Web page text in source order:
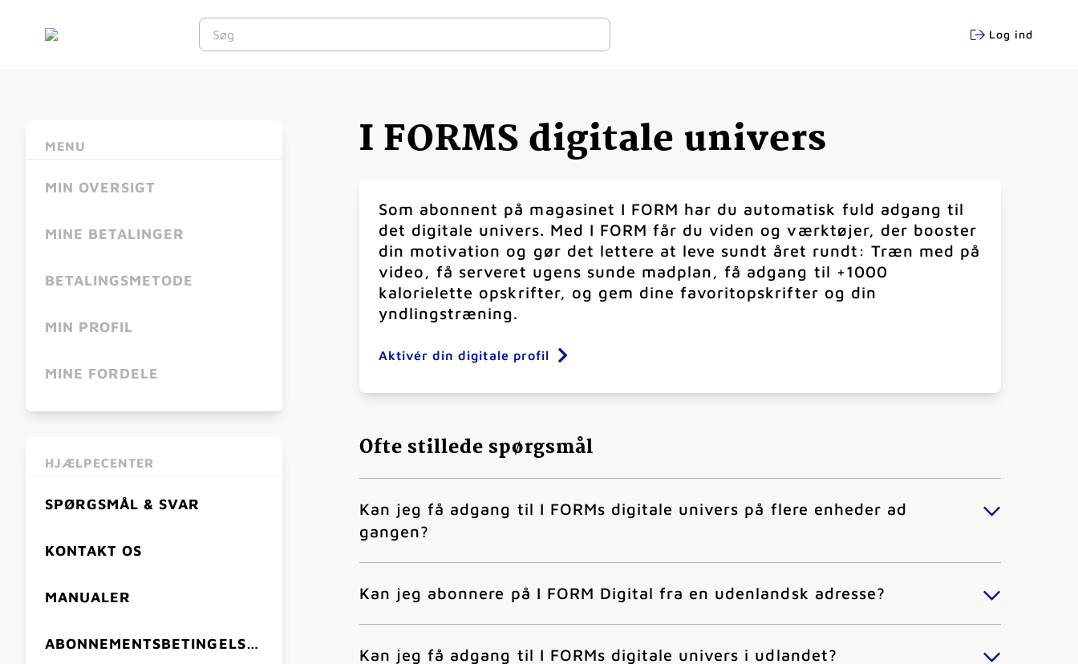
Log ind
MENU
MIN OVERSIGT
MINE BETALINGER
BETALINGSMETODE
MIN PROFIL
MINE FORDELE
HJÆLPECENTER
SPØRGSMÅL & SVAR
KONTAKT OS
MANUALER
ABONNEMENTSBETINGELSER
I FORMS digitale univers
Som abonnent på magasinet I FORM har du automatisk fuld adgang til
det digitale univers. Med I FORM får du viden og værktøjer, der booster
din motivation og gør det lettere at leve sundt året rundt: Træn med på
video, få serveret ugens sunde madplan, få adgang til +1000
kalorielette opskrifter, og gem dine favoritopskrifter og din
yndlingstræning.
Aktivér din digitale profil
Ofte stillede spørgsmål
Kan jeg få adgang til I FORMs digitale univers på flere enheder ad
gangen?
Kan jeg abonnere på I FORM Digital fra en udenlandsk adresse?
Kan jeg få adgang til I FORMs digitale univers i udlandet?